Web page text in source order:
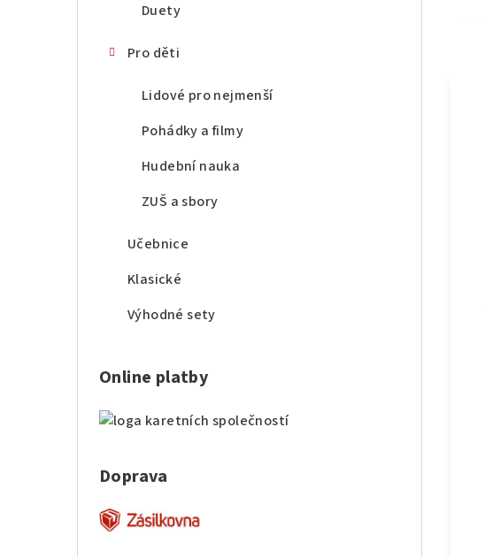
Duety
Pro děti
Lidové pro nejmenší
Pohádky a filmy
Hudební nauka
ZUŠ a sbory
Učebnice
Klasické
Výhodné sety
Online platby
Doprava